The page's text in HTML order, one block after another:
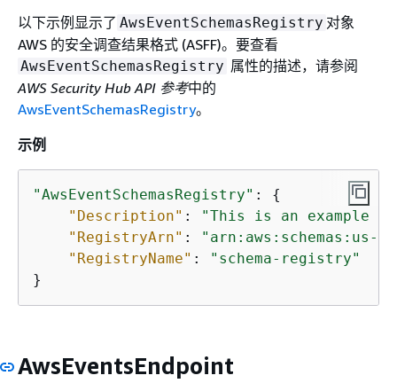
以下示例显示了 AwsEventSchemasRegistry 对象
AWS 的安全调查结果格式 (ASFF)。要查看
AwsEventSchemasRegistry 属性的描述，请参阅
AWS Security Hub API 参考中的
AwsEventSchemasRegistry。
示例
"AwsEventSchemasRegistry" : {
"Description" :
"This is an example
"RegistryArn" :
"arn:aws:schemas:us-
"RegistryName" :
"schema-registry"
}
AwsEventsEndpoint